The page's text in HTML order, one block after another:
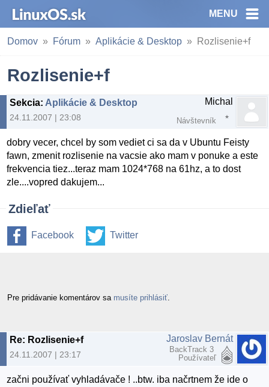
MENU
Domov Fórum Aplikácie & Desktop Rozlisenie+f
Rozlisenie+f
Sekcia: Aplikácie & Desktop
24.11.2007 | 23:08
Michal
Návštevník
dobry vecer, chcel by som vediet ci sa da v Ubuntu Feisty
fawn, zmenit rozlisenie na vacsie ako mam v ponuke a este
frekvencia tiez...teraz mam 1024*768 na 61hz, a to dost
zle....vopred dakujem...
Zdieľať
Facebook Twitter
Pre pridávanie komentárov sa musíte prihlásiť
Re: Rozlisenie+f
24.11.2007 | 23:17
Jaroslav Bernát
BackTrack 3
Používateľ
začni používať vyhladávače ! ..btw. iba načrtnem že ide o